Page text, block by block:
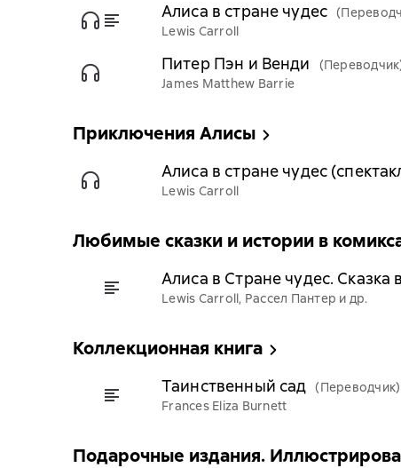
Алиса в стране чудес
Lewis Carroll
Питер Пэн и Венди
James Matthew Barrie
Приключения Алисы
Алиса в стране чудес
Lewis Carroll
Любимые сказки и истории в
Алиса в Стране чудес. Сказка
Lewis Carroll, Рассел Пантер и др.
Коллекционная книга
Таинственный сад (Переводчик)
Frances Eliza Burnett
Подарочные издания.